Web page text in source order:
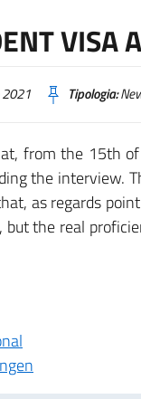
VISA
Tipologia:
from the 15th
the interview.
as regards
the real